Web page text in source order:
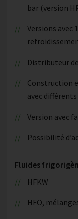
bar (version
Versions avec
Distributeur
Construction
avec
Version avec
Possibilité
Fluides
HFKW
HFO,